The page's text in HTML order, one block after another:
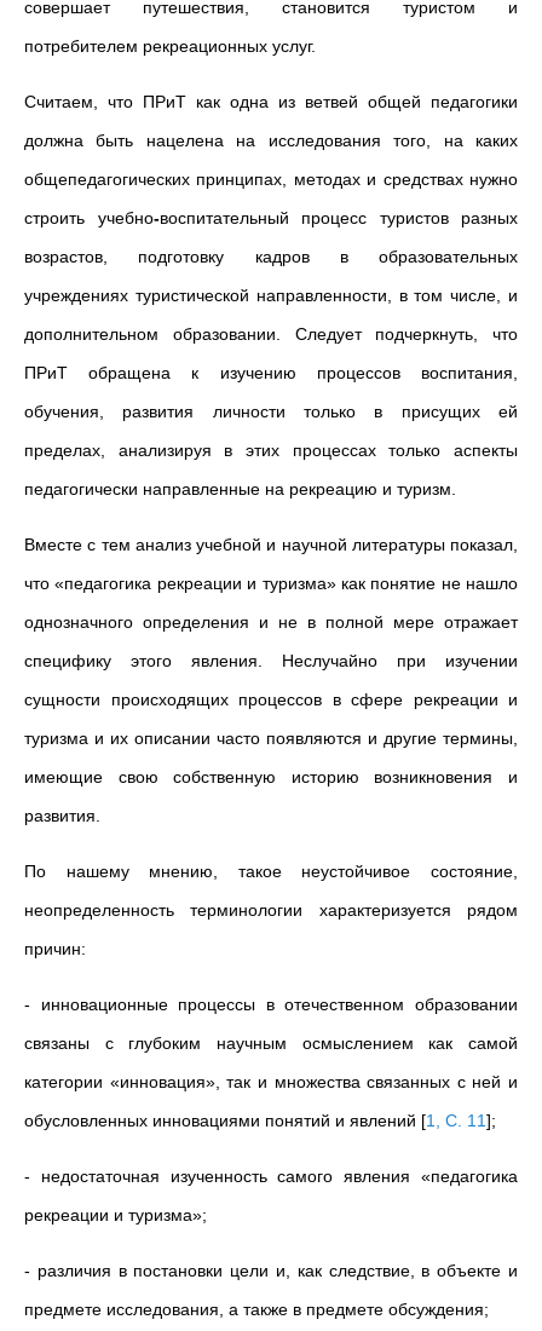
совершает путешествия, становится туристом и
потребителем рекреационных услуг.
Считаем, что ПРиТ как одна из ветвей общей педагогики
должна быть нацелена на исследования того, на каких
общепедагогических принципах, методах и средствах нужно
строить учебно-воспитательный процесс туристов разных
возрастов, подготовку кадров в образовательных
учреждениях туристической направленности, в том числе, и
дополнительном образовании. Следует подчеркнуть, что
ПРиТ обращена к изучению процессов воспитания,
обучения, развития личности только в присущих ей
пределах, анализируя в этих процессах только аспекты
педагогически направленные на рекреацию и туризм.
Вместе с тем анализ учебной и научной литературы показал,
что «педагогика рекреации и туризма» как понятие не нашло
однозначного определения и не в полной мере отражает
специфику этого явления. Неслучайно при изучении
сущности происходящих процессов в сфере рекреации и
туризма и их описании часто появляются и другие термины,
имеющие свою собственную историю возникновения и
развития.
По нашему мнению, такое неустойчивое состояние,
неопределенность терминологии характеризуется рядом
причин:
- инновационные процессы в отечественном образовании
связаны с глубоким научным осмыслением как самой
категории «инновация», так и множества связанных с ней и
обусловленных инновациями понятий и явлений [1, C. 11];
- недостаточная изученность самого явления «педагогика
рекреации и туризма»;
- различия в постановки цели и, как следствие, в объекте и
предмете исследования, а также в предмете обсуждения;